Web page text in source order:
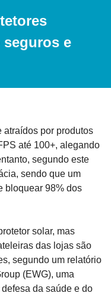
seguros e
atraídos por produtos
até 100+, alegando
segundo este
sendo que um
bloquear 98% dos
solar, mas
das lojas são
segundo um relatório
(EWG), uma
da saúde e do